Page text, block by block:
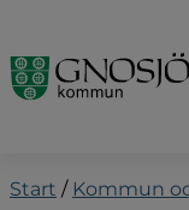
Start / Kommun